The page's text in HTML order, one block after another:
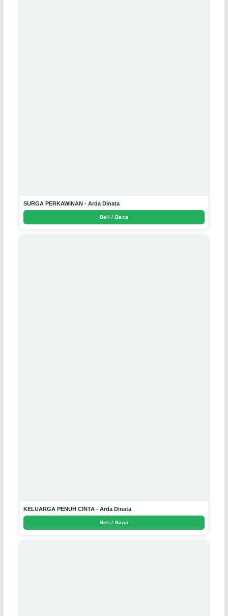
SURGA PERKAWINAN - Arda Dinata
Beli / Baca
KELUARGA PENUH CINTA - Arda Dinata
Beli / Baca